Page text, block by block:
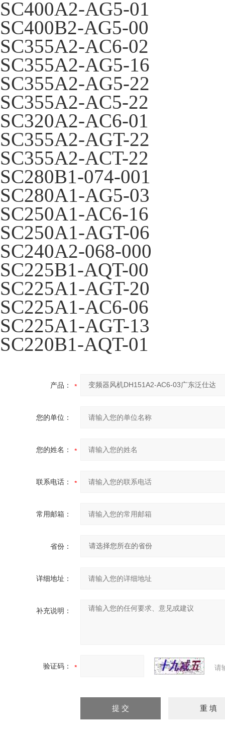
SC400A2-AG5-01
SC400B2-AG5-00
SC355A2-AC6-02
SC355A2-AG5-16
SC355A2-AG5-22
SC355A2-AC5-22
SC320A2-AC6-01
SC355A2-AGT-22
SC355A2-ACT-22
SC280B1-074-001
SC280A1-AG5-03
SC250A1-AC6-16
SC250A1-AGT-06
SC240A2-068-000
SC225B1-AQT-00
SC225A1-AGT-20
SC225A1-AC6-06
SC225A1-AGT-13
SC220B1-AQT-01
产品：
您的单位：
您的姓名：
联系电话：
常用邮箱：
省份：
详细地址：
补充说明：
验证码： 请